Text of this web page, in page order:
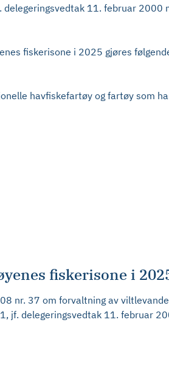
11. februar
fiskerisone i 2025 gjøres
havfiskefartøy og fartøy som
fiskerisone i
37 om forvaltning av
jf. delegeringsvedtak 11. februar